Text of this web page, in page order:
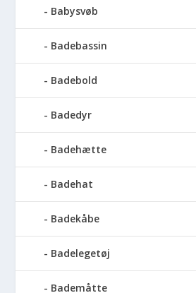
Babysvøb
Badebassin
Badebold
Badedyr
Badehætte
Badehat
Badekåbe
Badelegetøj
Bademåtte